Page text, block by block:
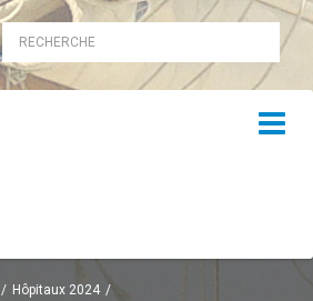
Hôpitaux 2024